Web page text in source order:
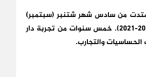
امتدت من سادس شهر شتنبر (سبتمبر)
الى العاشر منه، مع لحظة احتفاء الدار بالذكرى الخامسة لتأسيسها (2017-2021). خمس سنوات من تجربة دار
الحساسيات والتجارب.